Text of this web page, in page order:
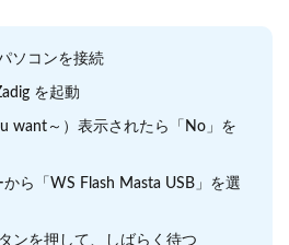
ソコンを接続
を起動
want～）表示されたら「No」を
ら「WS Flash Masta USB」を選
ンを押して、しばらく待つ